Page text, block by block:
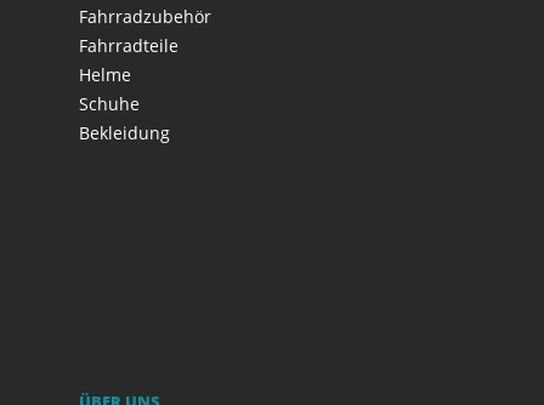
Fahrradzubehör
Fahrradteile
Helme
Schuhe
Bekleidung